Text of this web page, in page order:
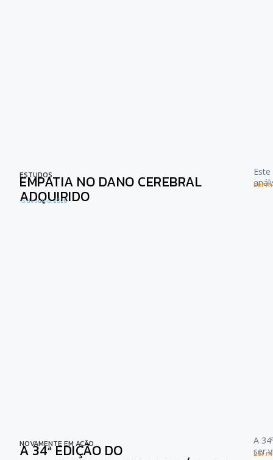
ESTUDOS
EMPATIA NO DANO CEREBRAL
ADQUIRIDO
15 de Julho, 2026
Ler
NOVAMENTE EM AÇÃO
A 34ª EDIÇÃO DO
A
ser
Ler